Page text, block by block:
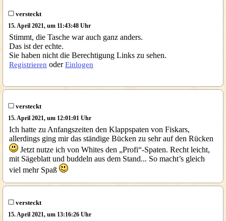
versteckt
15. April 2021, um 11:43:48 Uhr
Stimmt, die Tasche war auch ganz anders.
Das ist der echte.
Sie haben nicht die Berechtigung Links zu sehen.
Registrieren oderEinlogen
versteckt
15. April 2021, um 12:01:01 Uhr
Ich hatte zu Anfangszeiten den Klappspaten von Fiskars,
allerdings ging mir das ständige Bücken zu sehr auf den Rücken
Jetzt nutze ich von Whites den „Profi“-Spaten. Recht leicht,
mit Sägeblatt und buddeln aus dem Stand... So macht’s gleich
viel mehr Spaß
versteckt
15. April 2021, um 13:16:26 Uhr